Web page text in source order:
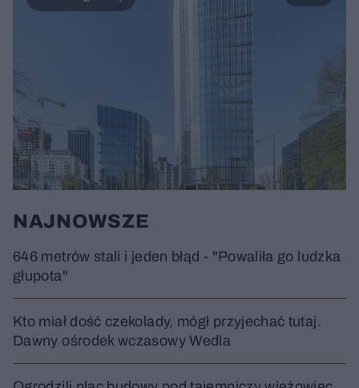
NAJNOWSZE
646 metrów stali i jeden błąd - "Powaliła go ludzka
głupota"
Kto miał dość czekolady, mógł przyjechać tutaj.
Dawny ośrodek wczasowy Wedla